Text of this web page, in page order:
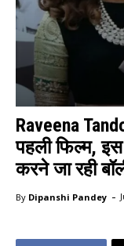
Raveena
पहली फिल्म,
करने जा रही
By Dipanshi Pandey -